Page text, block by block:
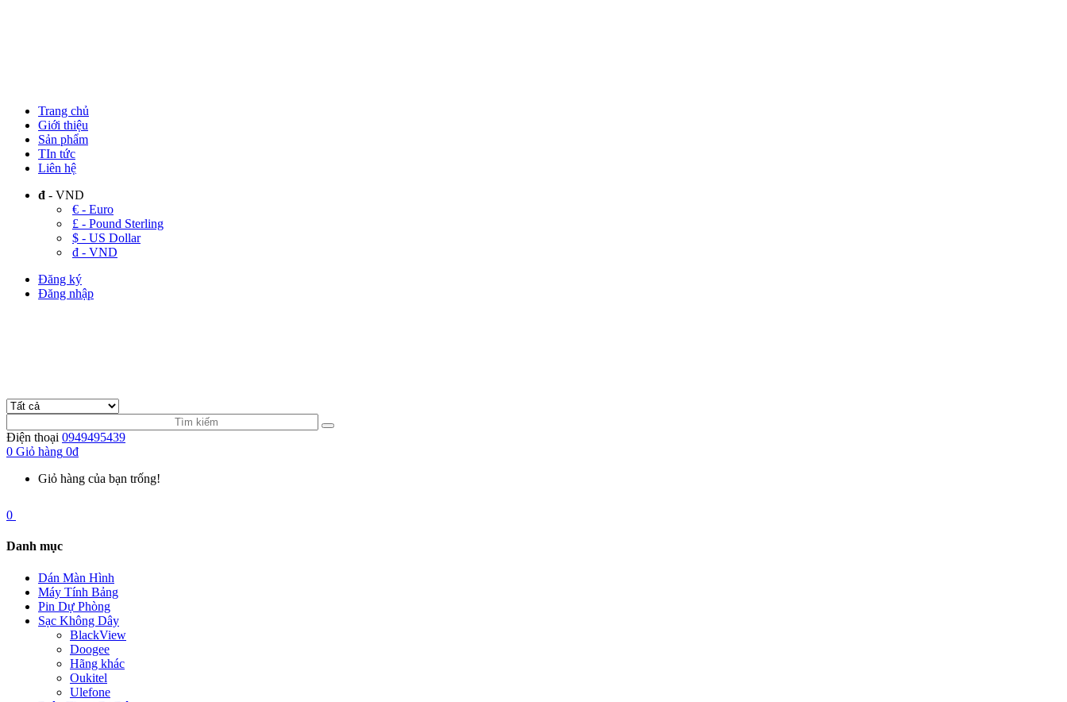
Trang chủ
Giới thiệu
Sản phẩm
TIn tức
Liên hệ
đ - VND
€ - Euro
£ - Pound Sterling
$ - US Dollar
đ - VND
Đăng ký
Đăng nhập
Điện thoại 0949495439
0 Giỏ hàng 0đ
Giỏ hàng của bạn trống!
0
Danh mục
Dán Màn Hình
Máy Tính Bảng
Pin Dự Phòng
Sạc Không Dây
BlackView
Doogee
Hãng khác
Oukitel
Ulefone